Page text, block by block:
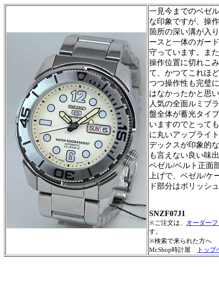
一見今までのベゼ
な印象ですが、操
箇所の深い溝が入
ースと一体のガー
守っています。ま
操作位置に切れこ
て、かつてこれほ
つつ操作性も完璧
はなかったかと思
人気の全面ルミブ
盤全体が蓄光タイ
いますのでとって
に丸いアップライ
デックスが印象的
も言えない良い味
ベゼル/ベルト正面
上げで、ベゼル/ケ
ド部分はポリッシ
SNZF07J1
※ご注文は、 オーダー
す。
※検索で来られた方へ
Mr.Shop時計屋
トップ